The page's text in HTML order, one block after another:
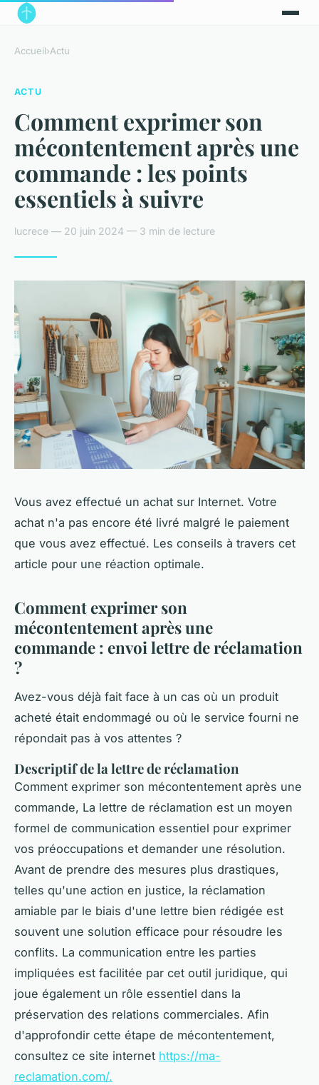
Accueil›Actu
ACTU
Comment exprimer son
mécontentement après une
commande : les points
essentiels à suivre
lucrece — 20 juin 2024 — 3 min de lecture
Vous avez effectué un achat sur Internet. Votre
achat n'a pas encore été livré malgré le paiement
que vous avez effectué. Les conseils à travers cet
article pour une réaction optimale.
Comment exprimer son
mécontentement après une
commande : envoi lettre de réclamation
?
Avez-vous déjà fait face à un cas où un produit
acheté était endommagé ou où le service fourni ne
répondait pas à vos attentes ?
Descriptif de la lettre de réclamation
Comment exprimer son mécontentement après une
commande, La lettre de réclamation est un moyen
formel de communication essentiel pour exprimer
vos préoccupations et demander une résolution.
Avant de prendre des mesures plus drastiques,
telles qu'une action en justice, la réclamation
amiable par le biais d'une lettre bien rédigée est
souvent une solution efficace pour résoudre les
conflits. La communication entre les parties
impliquées est facilitée par cet outil juridique, qui
joue également un rôle essentiel dans la
préservation des relations commerciales. Afin
d'approfondir cette étape de mécontentement,
consultez ce site internet https://ma-
reclamation.com/.